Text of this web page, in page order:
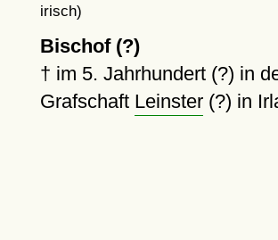
irisch)
Bischof (?)
† im 5. Jahrhundert (?) in
Grafschaft Leinster(?) in